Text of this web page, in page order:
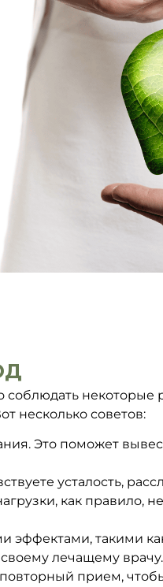
некоторые
несколько советов:
Это поможет
усталость,
как правило,
такими
лечащему врачу.
прием,